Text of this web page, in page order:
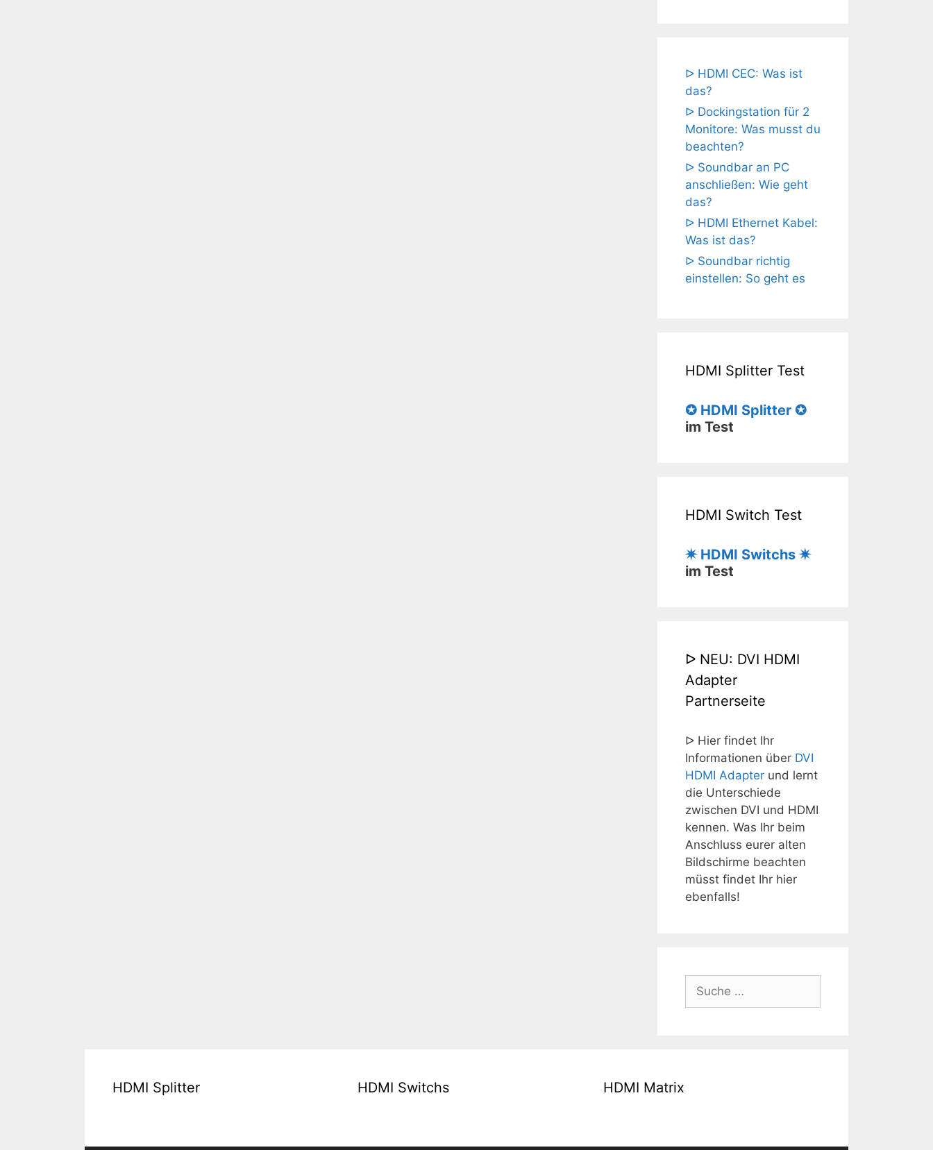
ᐅ HDMI CEC: Was ist
das?
ᐅ Dockingstation für 2
Monitore: Was musst du
beachten?
ᐅ Soundbar an PC
anschließen: Wie geht
das?
ᐅ HDMI Ethernet Kabel:
Was ist das?
ᐅ Soundbar richtig
einstellen: So geht es
HDMI Splitter Test
✪ HDMI Splitter ✪
im Test
HDMI Switch Test
✷ HDMI Switchs ✷
im Test
ᐅ NEU: DVI HDMI
Adapter
Partnerseite
ᐅ Hier findet Ihr
Informationen über DVI
HDMI Adapter und lernt
die Unterschiede
zwischen DVI und HDMI
kennen. Was Ihr beim
Anschluss eurer alten
Bildschirme beachten
müsst findet Ihr hier
ebenfalls!
Suche
nach:
HDMI Splitter HDMI Switchs HDMI Matrix